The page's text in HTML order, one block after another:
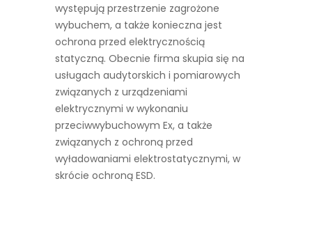
występują przestrzenie zagrożone
wybuchem, a także konieczna jest
ochrona przed elektrycznością
statyczną. Obecnie firma skupia się na
usługach audytorskich i pomiarowych
związanych z urządzeniami
elektrycznymi w wykonaniu
przeciwwybuchowym Ex, a także
związanych z ochroną przed
wyładowaniami elektrostatycznymi, w
skrócie ochroną ESD.